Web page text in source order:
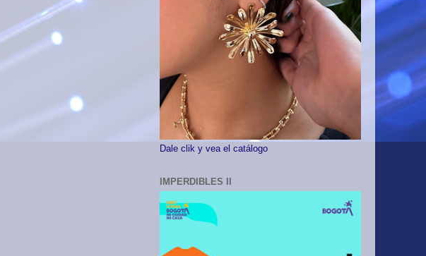
Dale clik y vea el catálogo
IMPERDIBLES II